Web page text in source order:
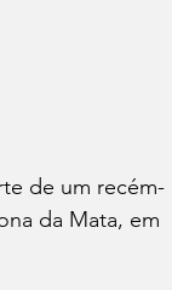
de um recém-
da Mata, em